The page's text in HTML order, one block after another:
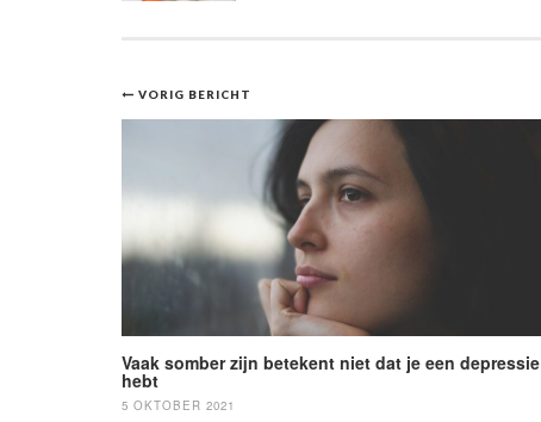
Bericht
navigatie
VORIG BERICHT
Vaak somber zijn betekent niet dat je een depressie
hebt
5 OKTOBER 2021